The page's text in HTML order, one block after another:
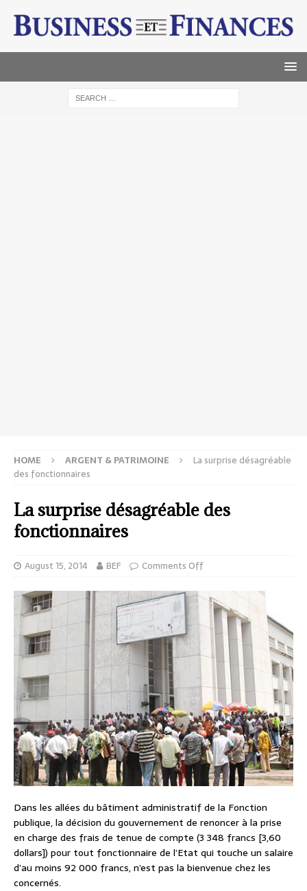
HOME ARGENT & PATRIMOINE
La surprise désagréable
des fonctionnaires
La surprise désagréable des
fonctionnaires
August 15, 2014 BEF Comments Off
Dans les allées du bâtiment administratif de la Fonction
publique, la décision du gouvernement de renoncer à la prise
en charge des frais de tenue de compte (3 348 francs [3,60
dollars]) pour tout fonctionnaire de l’Etat qui touche un salaire
d’au moins 92 000 francs, n’est pas la bienvenue chez les
concernés.